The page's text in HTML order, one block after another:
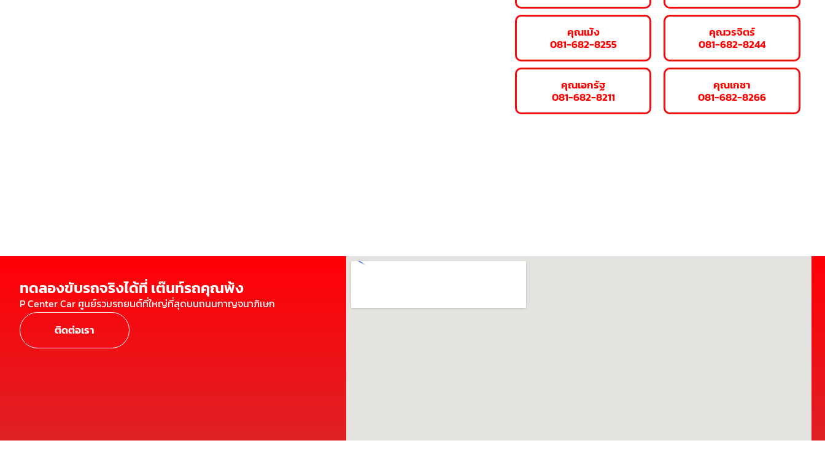
คุณเม้ง
081-682-8255
คุณเอกรัฐ
081-682-8211
คุณวรจิตร์
081-682-8244
คุณเกชา
081-682-8266
ทดลองขับรถจริงได้ที่ เต๊นท์รถคุณพ้ง
P Center Car ศูนย์รวมรถยนต์ที่ใหญ่ที่สุดบนถนนกาญจนาภิเษก
ติดต่อเรา